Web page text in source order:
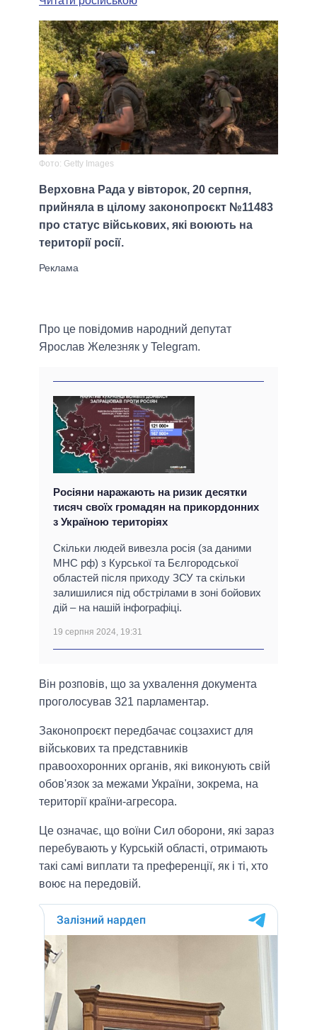
Фото: Getty Images
Верховна Рада у вівторок, 20 серпня,
прийняла в цілому законопроєкт №11483
про статус військових, які воюють на
території росії.
Про це повідомив народний депутат
Ярослав Железняк у Telegram.
Росіяни наражають на ризик десятки
тисяч своїх громадян на прикордонних
з Україною територіях
Скільки людей вивезла росія (за даними
МНС рф) з Курської та Бєлгородської
областей після приходу ЗСУ та скільки
залишилися під обстрілами в зоні бойових
дій – на нашій інфографіці.
19 серпня 2024, 19:31
Він розповів, що за ухвалення документа
проголосував 321 парламентар.
Законопроєкт передбачає соцзахист для
військових та представників
правоохоронних органів, які виконують свій
обов'язок за межами України, зокрема, на
території країни-агресора.
Це означає, що воїни Сил оборони, які зараз
перебувають у Курській області, отримають
такі самі виплати та преференції, як і ті, хто
воює на передовій.